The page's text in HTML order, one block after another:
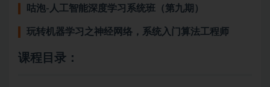
咕泡-人工智能深度学习系统班（第九期）
玩转机器学习之神经网络，系统入门算法工程师
课程目录：